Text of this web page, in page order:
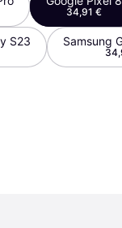
itse
34,91 €
S23 Samsung